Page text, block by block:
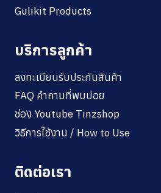
Gulikit Products
บริการลูกค้า
ลงทะเบียนรับประกันสินค้า
FAQ คำถามที่พบบ่อย
ช่อง Youtube Tinzshop
วิธีการใช้งาน / How to Use
ติดต่อเรา